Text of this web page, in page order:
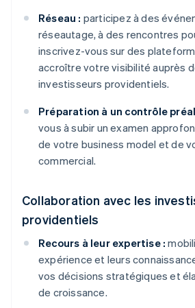
Réseau : participez à des
réseautage, à des rencontres
inscrivez-vous sur des
accroître votre visibilité auprès
investisseurs providentiels.
Préparation à un contrôle
vous à subir un examen
de votre business model et de
commercial.
Collaboration avec les
providentiels
Recours à leur expertise :
expérience et leurs
vos décisions stratégiques et
de croissance.